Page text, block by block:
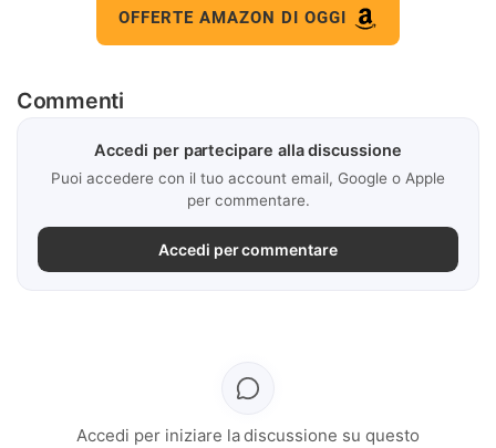
OFFERTE AMAZON DI OGGI
Commenti
Accedi per partecipare alla discussione
Puoi accedere con il tuo account email, Google o Apple
per commentare.
Accedi per commentare
Accedi per iniziare la discussione su questo